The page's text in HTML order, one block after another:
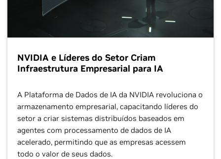
NVIDIA e Líderes do Setor Criam
Infraestrutura Empresarial para IA
A Plataforma de Dados de IA da NVIDIA revoluciona o
armazenamento empresarial, capacitando líderes do
setor a criar sistemas distribuídos baseados em
agentes com processamento de dados de IA
acelerado, permitindo que as empresas acessem
todo o valor de seus dados.